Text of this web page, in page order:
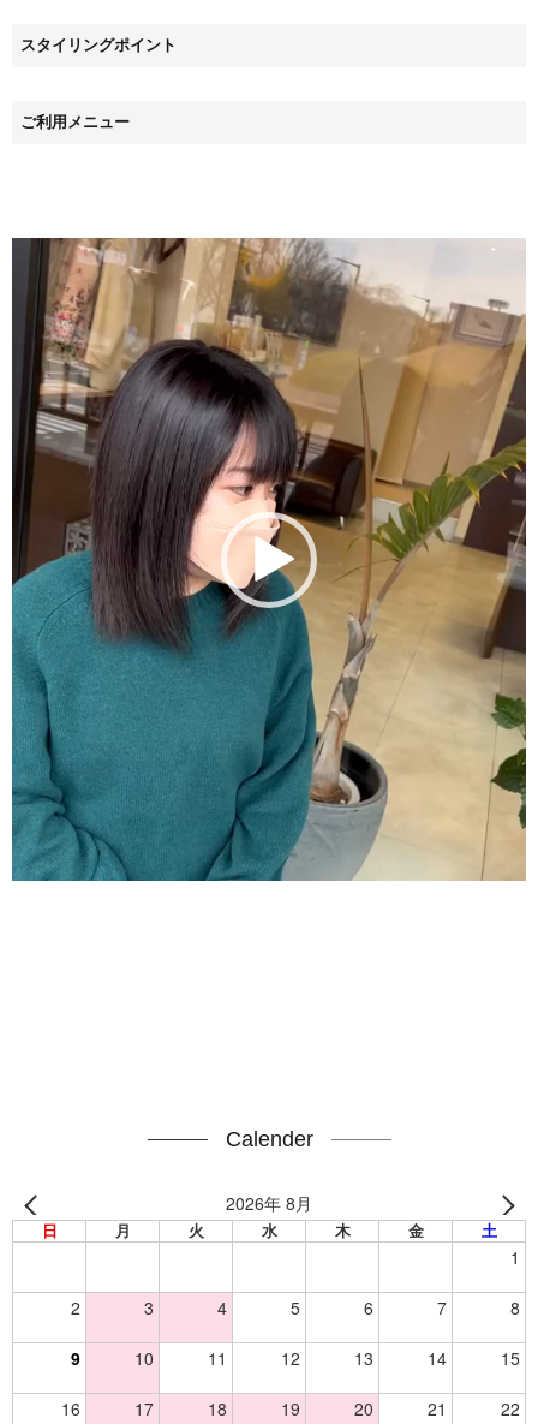
スタイリングポイント
ご利用メニュー
Calender
2026年 8月
日 月 火 水 木 金 土
1
2 3 4 5 6 7 8
9 10 11 12 13 14 15
16 17 18 19 20 21 22